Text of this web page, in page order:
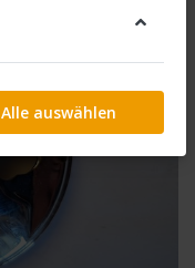
Alle auswählen